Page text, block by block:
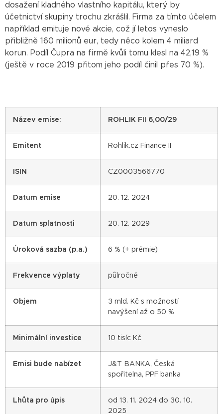
dosažení kladného vlastního kapitálu, který by
účetnictví skupiny trochu zkrášlil. Firma za tímto účelem
například emituje nové akcie, což jí letos vyneslo
přibližně 160 milionů eur, tedy něco kolem 4 miliard
korun. Podíl Čupra na firmě kvůli tomu klesl na 42,19 %
(ještě v roce 2019 přitom jeho podíl činil přes 70 %).
Název emise: ROHLIK FII 6,00/29
Emitent Rohlik.cz Finance II
ISIN CZ0003566770
Datum emise 20. 12. 2024
Datum splatnosti 20. 12. 2029
Úroková sazba (p.a.) 6 % (+ prémie)
Frekvence výplaty půlročně
Objem
3 mld. Kč s možností
navýšení až o 50 %
Minimální investice 10 tisíc Kč
Emisi bude nabízet
J&T BANKA, Česká
spořitelna, PPF banka
Lhůta pro úpis
od 13. 11. 2024 do 30. 10.
2025